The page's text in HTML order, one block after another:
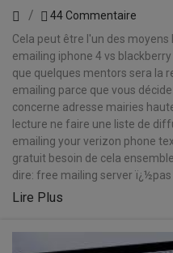
44 Commentaire
Cela peut être l'un des
emailing iphone 4 vs
que quelques mentors sera la
emailing parce que vous
concerne adresse mairies
lecture ne faire une liste de
emailing your verizon phone
gratuit besoin de cela
dire: free mailing server ï¿½pas
Lire Plus